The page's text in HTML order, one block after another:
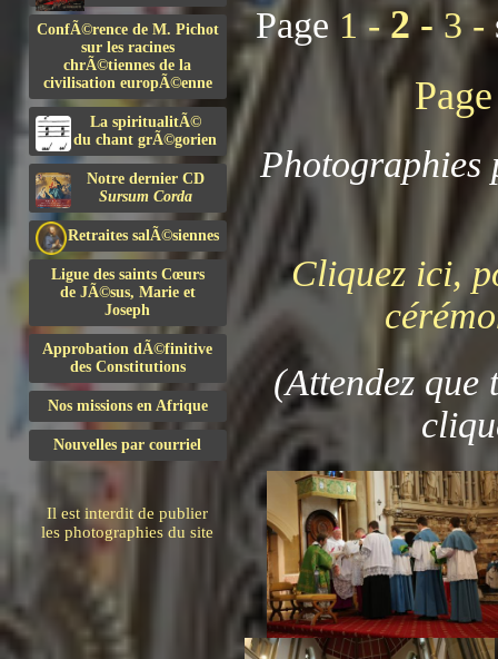
ConfÃ©rence de M. Pichot
sur les racines
chrÃ©tiennes de la
civilisation europÃ©enne
La spiritualitÃ©
du chant grÃ©gorien
Notre dernier CD
Sursum Corda
Retraites salÃ©siennes
Ligue des saints Cœurs
de JÃ©sus, Marie et
Joseph
Approbation dÃ©finitive
des Constitutions
Nos missions en Afrique
Nouvelles par courriel
Il est interdit de publier
les photographies du site
Page 1 - 2 -3 -
Photographies
Cliquez ici,
(Attendez que